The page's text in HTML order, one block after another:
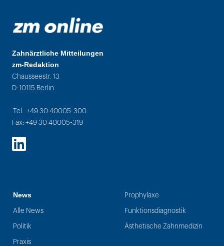
Zahnärztliche Mitteilungen
zm-Redaktion
Chausseestr. 13
D-10115 Berlin
Tel.: +49 30 40005-300
Fax: +49 30 40005-319
LinkedIn
News
Alle News
Politik
Praxis
Prophylaxe
Funktionsdiagnostik
Ästhetische Zahnmedizin